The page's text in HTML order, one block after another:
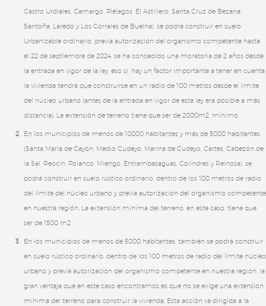
Castro Urdiales, Camargo, Piélagos, El Astillero, Santa Cruz de Bezana,
Santoña, Laredo y Los Corrales de Buelna), se podrá construir en suelo
Urbanizable ordinario, previa autorización del organismo competente hasta
el 22 de septiembre de 2024, se ha concedido una moratoria de 2 años desde
la entrada en vigor de la ley, eso sí, hay un factor importante a tener en cuenta,
la vivienda tendrá que construirse en un radio de 100 metros desde el límite
del núcleo urbano (antes de la entrada en vigor de esta ley era posible a más
distancia). La extensión de terreno tiene que ser de 2000m2, mínimo.
En los municipios de menos de 10000 habitantes y más de 5000 habitantes
(Santa María de Cayón, Medio Cudeyo, Marina de Cudeyo, Cartes, Cabezón de
la Sal, Reocín, Polanco, Miengo, Entrambasaguas, Colindres y Reinosa), se
podrá construir en suelo rústico ordinario, dentro de los 100 metros de radio
del límite del núcleo urbano y previa autorización del organismo competente
en nuestra región. La extensión mínima del terreno, en este caso, tiene que
ser de 1500 m2
En los municipios de menos de 5000 habitantes, también se podrá construir
en suelo rústico ordinario, dentro de los 100 metros de radio del límite núcleo
urbano y previa autorización del organismo competente en nuestra región, la
gran ventaja que en este caso encontramos es que no se exige una extensión
mínima del terreno para construir la vivienda. Esta acción va dirigida a la